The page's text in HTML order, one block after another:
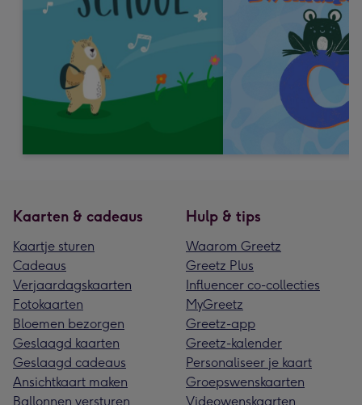
Kaarten & cadeaus
Kaartje sturen
Cadeaus
Verjaardagskaarten
Fotokaarten
Bloemen bezorgen
Geslaagd kaarten
Geslaagd cadeaus
Ansichtkaart maken
Ballonnen versturen
Hulp & tips
Waarom Greetz
Greetz Plus
Influencer co-collecties
MyGreetz
Greetz-app
Greetz-kalender
Personaliseer je kaart
Groepswenskaarten
Videowenskaarten